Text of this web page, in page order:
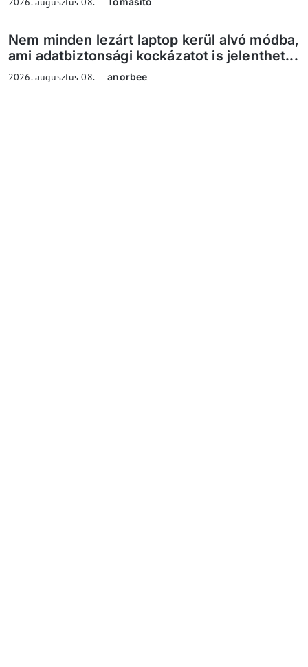
Nem minden lezárt laptop kerül alvó módba,
ami adatbiztonsági kockázatot is jelenthet...
2026. augusztus 08. anorbee